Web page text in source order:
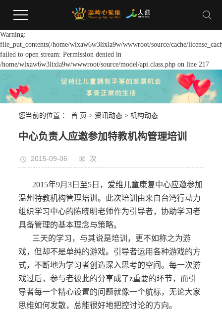
Warning:
file_put_contents(/home/wlxaw6w3lixla9w/wwwroot/source/cache/
failed to open stream: Permission denied in
/home/wlxaw6w3lixla9w/wwwroot/source/model/api.class.php on line 217
您当前的位置 ：首 页 >资讯动态 >机构动态
中心负责人应邀参加特教机构管理培训
2015-09-06 次
2015年9月3日至5日，爱维儿童康复中心应邀参加
温州特教机构管理培训。此次培训由来自台湾行动力
组织学习中心的陈晓明老师作为引导者，协助学习者
具备管理的基本理念与策略。
三天的学习，与其说是培训，更不如称之为游
戏，但却不是单纯的游戏。引导者运用各种游戏的方
式，不断地为学习者创造深入思考的空间。每一次游
戏过后，参与者彼此的分享成了z重要的环节，而引
导者每一个精心设置的问题就像一个航标，无论大家
思维如何发散，总能很好地把控讨论的方向。